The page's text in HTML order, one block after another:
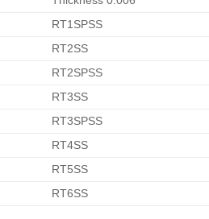
RT1SPSS
RT2SS
RT2SPSS
RT3SS
RT3SPSS
RT4SS
RT5SS
RT6SS